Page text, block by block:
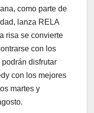
como parte de
lanza RELA
risa se convierte
con los
disfrutar
con los mejores
martes y